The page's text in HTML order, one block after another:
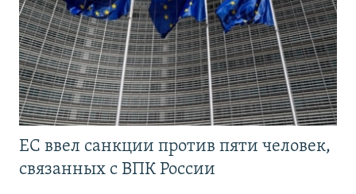
ЕС ввел санкции против пяти человек,
связанных с ВПК России